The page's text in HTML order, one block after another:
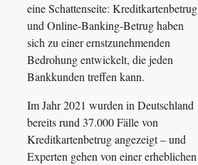
eine Schattenseite: Kreditkartenbetrug
und Online-Banking-Betrug haben
sich zu einer ernstzunehmenden
Bedrohung entwickelt, die jeden
Bankkunden treffen kann.
Im Jahr 2021 wurden in Deutschland
bereits rund 37.000 Fälle von
Kreditkartenbetrug angezeigt – und
Experten gehen von einer erheblichen